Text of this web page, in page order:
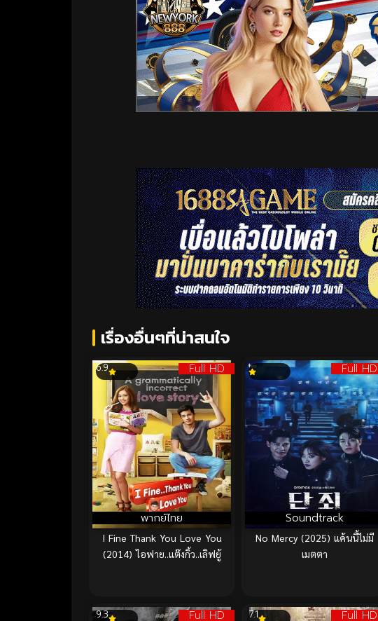
เรื่องอื่นๆที่น่าสนใจ
Full HD
พากย์ไทย
6.9
I Fine Thank You Love You
(2014) ไอฟาย..แต๊งกิ้ว..เลิฟยู้
Full HD
Soundtrack
No Mercy (2025) แค้นนี้ไม่มี
เมตตา
Full HD
9.3 Full HD
7.1